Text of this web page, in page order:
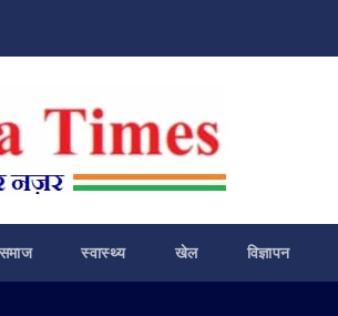
समाज स्वास्थ्य खेल विज्ञापन